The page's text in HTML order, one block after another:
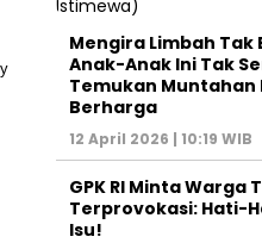
Mengira Limbah Tak
Anak-Anak Ini Tak
Temukan Muntahan
Berharga
12 April 2026 | 10:19 WIB
GPK RI Minta Warga
Terprovokasi: Hati-
Isu!